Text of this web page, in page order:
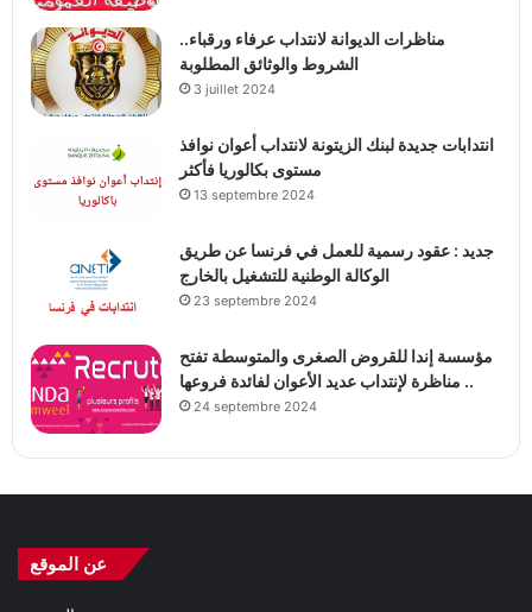
مناظرات الديوانة لانتداب عرفاء ورقباء..
الشروط والوثائق المطلوبة
3 juillet 2024
انتدابات جديدة لبنك الزيتونة لانتداب أعوان نوافذ
مستوى بكالوريا فأكثر
13 septembre 2024
جديد : عقود رسمية للعمل في فرنسا عن طريق
الوكالة الوطنية للتشغيل بالخارج
23 septembre 2024
مؤسسة إندا للقروض الصغرى والمتوسطة تفتح
مناظرة لإنتداب عديد الأعوان لفائدة فروعها ..
24 septembre 2024
عن الموقع